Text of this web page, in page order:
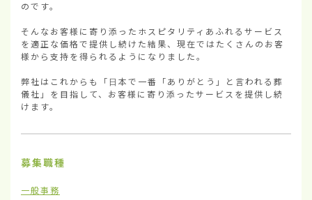
のです。
そんなお客様に寄り添ったホスピタリティあふれるサービス
を適正な価格で提供し続けた結果、現在ではたくさんのお客
様から支持を得られるようになりました。
弊社はこれからも「日本で一番「ありがとう」と言われる葬
儀社」を目指して、お客様に寄り添ったサービスを提供し続
けます。
募集職種
一般事務